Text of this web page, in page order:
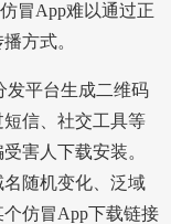
冒App难以通过正
方式。
平台生成二维码
信、社交工具等
害人下载安装。
随机变化、泛域
仿冒App下载链接